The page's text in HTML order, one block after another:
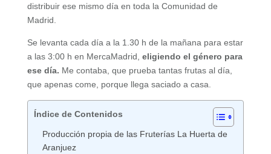
distribuir ese mismo día en toda la Comunidad de
Madrid.
Se levanta cada día a la 1.30 h de la mañana para estar
a las 3:00 h en MercaMadrid, eligiendo el género para
ese día. Me contaba, que prueba tantas frutas al día,
que apenas come, porque llega saciado a casa.
Índice de Contenidos
Producción propia de las Fruterías La Huerta de
Aranjuez